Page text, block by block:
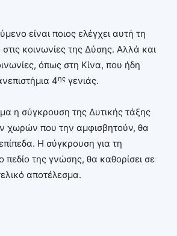
είναι ποιος ελέγχει αυτή τη
στις κοινωνίες της Δύσης. Αλλά και
όπως στη Κίνα, που ήδη
4ης γενιάς.
η σύγκρουση της Δυτικής τάξης
χωρών που την αμφισβητούν, θα
Η σύγκρουση για τη
πεδίο της γνώσης, θα καθορίσει σε
αποτέλεσμα.